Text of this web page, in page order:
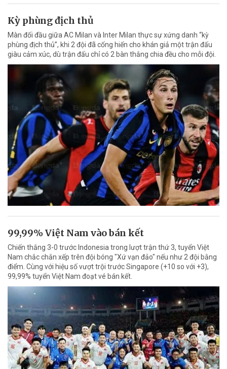
Kỳ phùng địch thủ
Màn đối đầu giữa AC Milan và Inter Milan thực sự xứng danh “kỳ
phùng địch thủ”, khi 2 đội đã cống hiến cho khán giả một trận đấu
giàu cảm xúc, dù trận đấu chỉ có 2 bàn thắng chia đều cho mỗi đội.
99,99% Việt Nam vào bán kết
Chiến thắng 3-0 trước Indonesia trong lượt trận thứ 3, tuyển Việt
Nam chắc chắn xếp trên đội bóng "Xứ vạn đảo" nếu như 2 đội bằng
điểm. Cùng với hiệu số vượt trội trước Singapore (+10 so với +3),
99,99% tuyển Việt Nam đoạt vé bán kết.